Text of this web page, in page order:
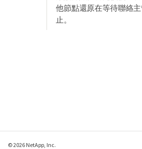
他節點還原在等待聯絡
止。
© 2026 NetApp, Inc.